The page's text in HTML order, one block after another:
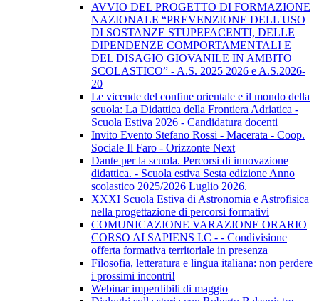
AVVIO DEL PROGETTO DI FORMAZIONE
NAZIONALE “PREVENZIONE DELL'USO
DI SOSTANZE STUPEFACENTI, DELLE
DIPENDENZE COMPORTAMENTALI E
DEL DISAGIO GIOVANILE IN AMBITO
SCOLASTICO” - A.S. 2025 2026 e A.S.2026-
20
Le vicende del confine orientale e il mondo della
scuola: La Didattica della Frontiera Adriatica -
Scuola Estiva 2026 - Candidatura docenti
Invito Evento Stefano Rossi - Macerata - Coop.
Sociale Il Faro - Orizzonte Next
Dante per la scuola. Percorsi di innovazione
didattica. - Scuola estiva Sesta edizione Anno
scolastico 2025/2026 Luglio 2026.
XXXI Scuola Estiva di Astronomia e Astrofisica
nella progettazione di percorsi formativi
COMUNICAZIONE VARAZIONE ORARIO
CORSO AI SAPIENS I.C - - Condivisione
offerta formativa territoriale in presenza
Filosofia, letteratura e lingua italiana: non perdere
i prossimi incontri!
Webinar imperdibili di maggio